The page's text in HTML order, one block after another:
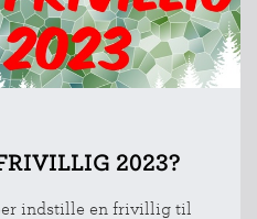
2023?
indstille en frivillig til